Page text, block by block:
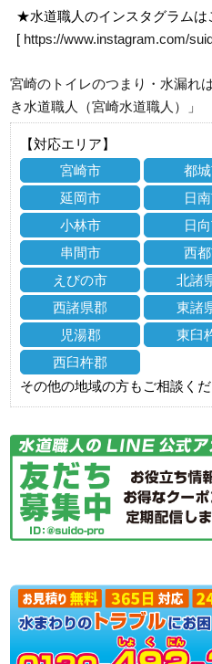
★水道職人のインスタグラムは
[ https://www.instagram.com/
宮崎のトイレのつまり・水漏れ
き水道職人（宮崎水道職人）」
【対応エリア】
宮崎市
都
延岡市
日
小林市
日
串間市
西
えびの市
北諸
西諸県郡
東諸
児湯郡
東臼
西臼杵郡
その他の地域の方もご相談くだ